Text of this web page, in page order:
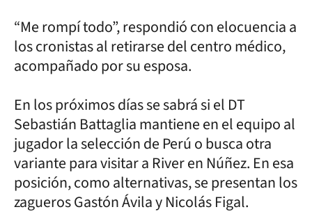
“Me rompí todo”, respondió con elocuencia a
los cronistas al retirarse del centro médico,
acompañado por su esposa.
En los próximos días se sabrá si el DT
Sebastián Battaglia mantiene en el equipo al
jugador la selección de Perú o busca otra
variante para visitar a River en Núñez. En esa
posición, como alternativas, se presentan los
zagueros Gastón Ávila y Nicolás Figal.